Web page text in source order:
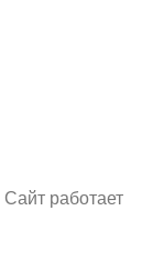
Сайт работает